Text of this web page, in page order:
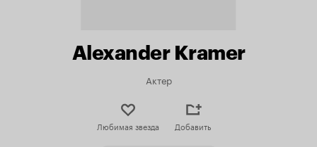
Alexander Kramer
Актер
Любимая звезда Добавить